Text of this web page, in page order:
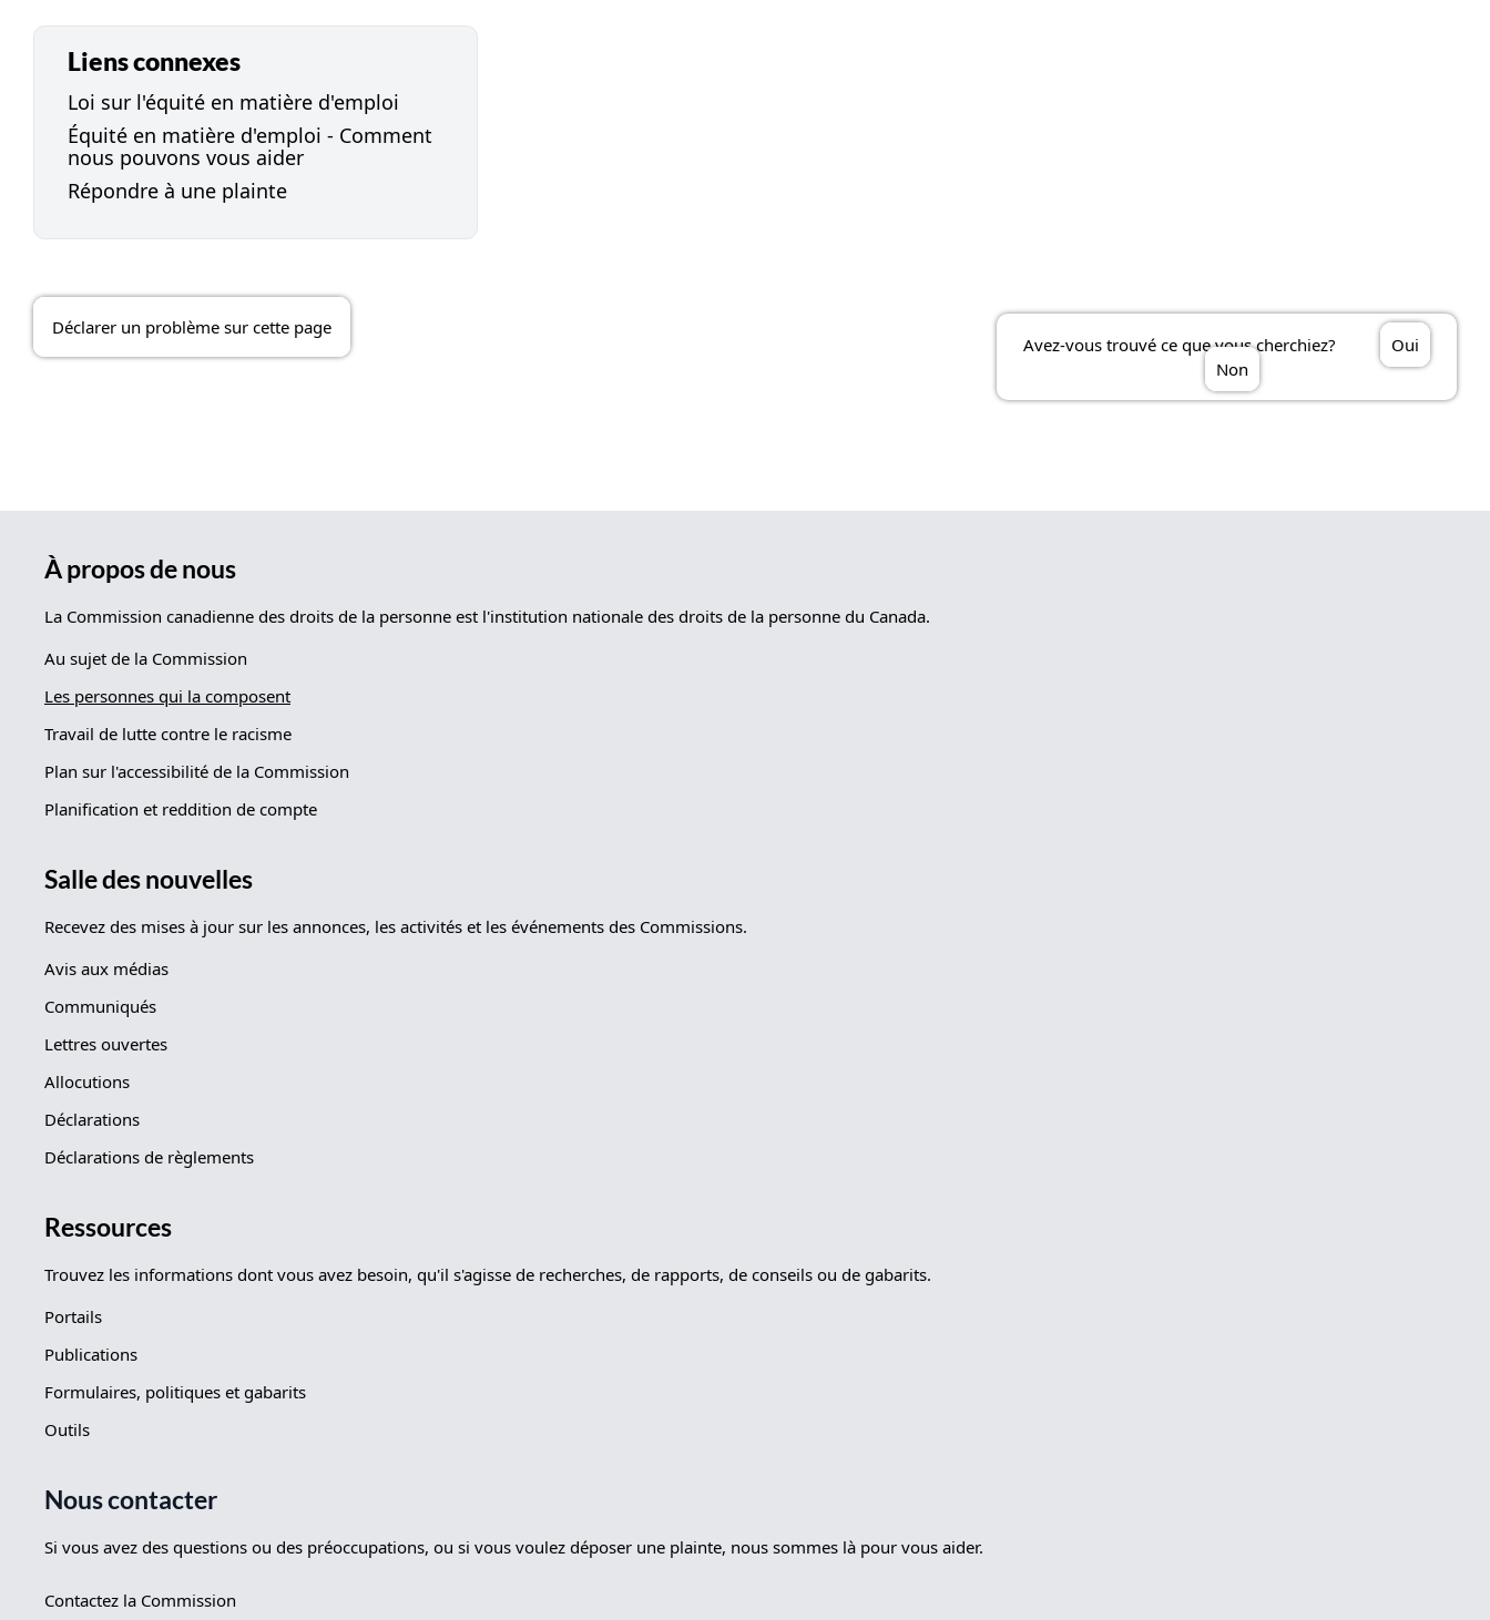
Liens connexes
Loi sur l'équité en matière d'emploi
Équité en matière d'emploi - Comment
nous pouvons vous aider
Répondre à une plainte
Déclarer un problème sur cette page
Avez-vous trouvé ce que vous cherchiez?
Oui
Non
À propos de nous
La Commission canadienne des droits de la personne est l'institution nationale des droits de la personne du Canada.
Au sujet de la Commission
Les personnes qui la composent
Travail de lutte contre le racisme
Plan sur l'accessibilité de la Commission
Planification et reddition de compte
Salle des nouvelles
Recevez des mises à jour sur les annonces, les activités et les événements des Commissions.
Avis aux médias
Communiqués
Lettres ouvertes
Allocutions
Déclarations
Déclarations de règlements
Ressources
Trouvez les informations dont vous avez besoin, qu'il s'agisse de recherches, de rapports, de conseils ou de gabarits.
Portails
Publications
Formulaires, politiques et gabarits
Outils
Nous contacter
Si vous avez des questions ou des préoccupations, ou si vous voulez déposer une plainte, nous sommes là pour vous aider.
Contactez la Commission